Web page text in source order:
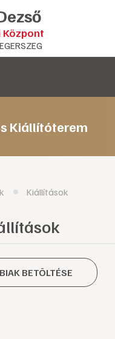
Központ
Kiállítóterem
Kiállítások
BETÖLTÉSE